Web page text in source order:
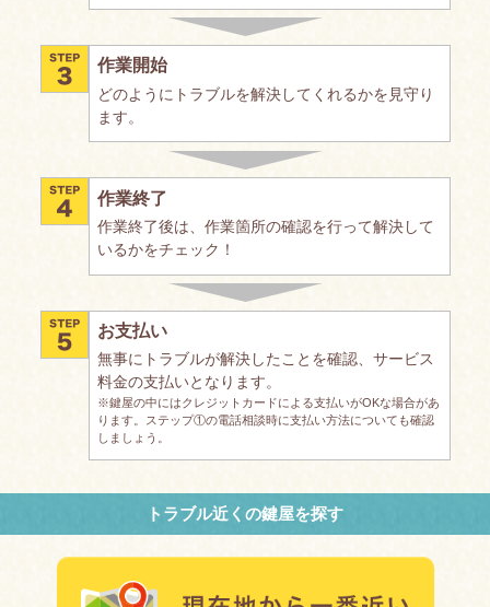
作業開始
どのようにトラブルを解決してくれるかを見守り
ます。
作業終了
作業終了後は、作業箇所の確認を行って解決して
いるかをチェック！
お支払い
無事にトラブルが解決したことを確認、サービス
料金の支払いとなります。
※鍵屋の中にはクレジットカードによる支払いがOKな場合があ
ります。ステップ①の電話相談時に支払い方法についても確認
しましょう。
トラブル近くの鍵屋を探す